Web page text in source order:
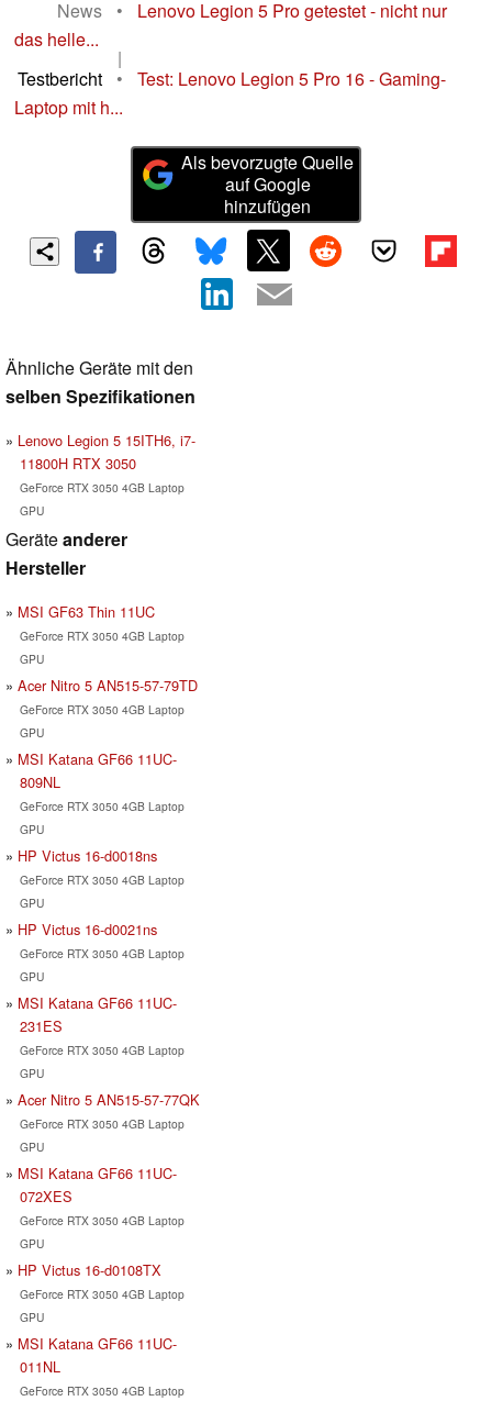
News
•
Lenovo Legion 5 Pro getestet - nicht nur
das helle...
|
Testbericht
•
Test: Lenovo Legion 5 Pro 16 - Gaming-
Laptop mit h...
Als bevorzugte Quelle
auf Google
hinzufügen
Ähnliche Geräte mit den
selben Spezifikationen
Lenovo Legion 5 15ITH6, i7-
11800H RTX 3050
GeForce RTX 3050 4GB Laptop
GPU
Geräteanderer
Hersteller
MSI GF63 Thin 11UC
GeForce RTX 3050 4GB Laptop
GPU
Acer Nitro 5 AN515-57-79TD
GeForce RTX 3050 4GB Laptop
GPU
MSI Katana GF66 11UC-
809NL
GeForce RTX 3050 4GB Laptop
GPU
HP Victus 16-d0018ns
GeForce RTX 3050 4GB Laptop
GPU
HP Victus 16-d0021ns
GeForce RTX 3050 4GB Laptop
GPU
MSI Katana GF66 11UC-
231ES
GeForce RTX 3050 4GB Laptop
GPU
Acer Nitro 5 AN515-57-77QK
GeForce RTX 3050 4GB Laptop
GPU
MSI Katana GF66 11UC-
072XES
GeForce RTX 3050 4GB Laptop
GPU
HP Victus 16-d0108TX
GeForce RTX 3050 4GB Laptop
GPU
MSI Katana GF66 11UC-
011NL
GeForce RTX 3050 4GB Laptop